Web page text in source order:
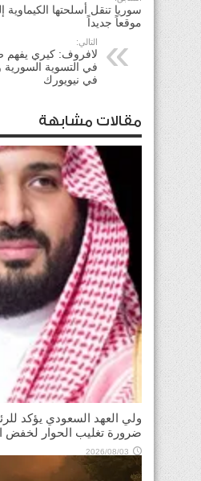
موقعاً جديداً
التالي:
لافروف: كيري يفهم
في التسوية السورية
في نيويورك
مقالات مشابهة
ولي العهد السعودي يؤكد
ضرورة تغليب الحوار لخفض
2026/08/03